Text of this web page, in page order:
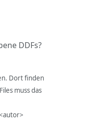
DDFs?
Dort finden
muss das